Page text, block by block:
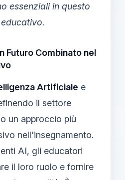
essenziali in questo
Futuro Combinato nel
Artificiale e
il settore
un approccio più
nell'insegnamento.
AI, gli educatori
il loro ruolo e fornire